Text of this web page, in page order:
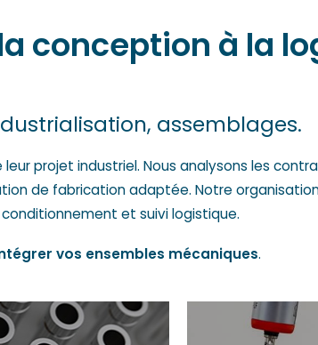
conception à la
assemblages.
projet industriel. Nous analysons les
de fabrication adaptée. Notre
et suivi logistique.
vos ensembles mécaniques.